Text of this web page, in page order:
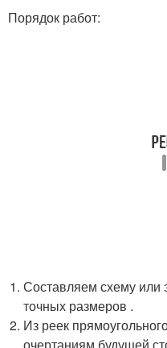
Порядок работ:
Составляем схему или
точных размеров .
Из реек